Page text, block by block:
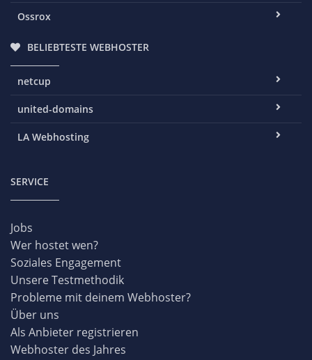
Ossrox
BELIEBTESTE WEBHOSTER
netcup
united-domains
LA Webhosting
SERVICE
Jobs
Wer hostet wen?
Soziales Engagement
Unsere Testmethodik
Probleme mit deinem Webhoster?
Über uns
Als Anbieter registrieren
Webhoster des Jahres